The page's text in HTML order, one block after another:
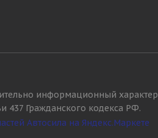
информационный характер
437 Гражданского кодекса РФ.